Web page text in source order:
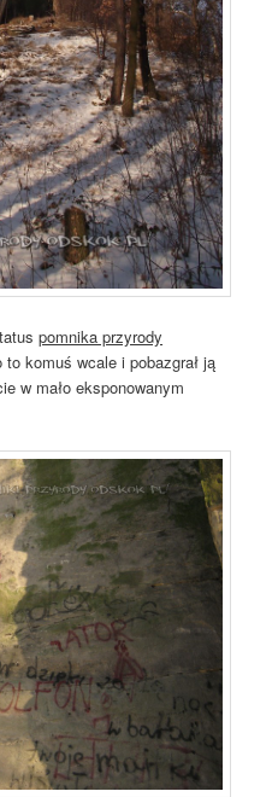
pomnika przyrody
to komuś wcale i pobazgrał ją
w mało eksponowanym